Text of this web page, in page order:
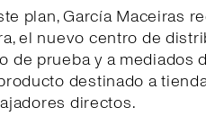
plan, García Maceiras
el nuevo centro de
de prueba y a mediados
destinado a
directos.